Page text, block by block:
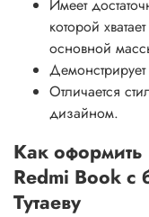
Имеет
которой
основной
Отличается
дизайном.
Как оформить
Redmi Book с
Тутаеву